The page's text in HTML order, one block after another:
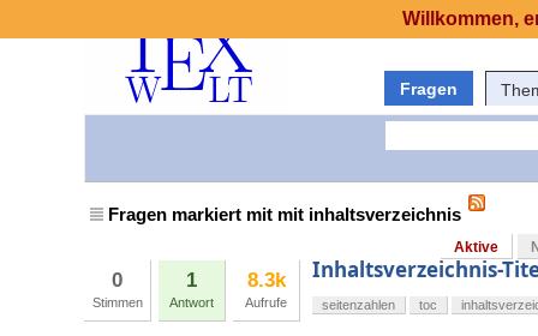
Fragen
Fragen markiert mit mit inhaltsverzeichnis
Aktive
0
Stimmen
1
Antwort
8.3k
Aufrufe
Inhaltsverzeichnis-
seitenzahlen toc
Willkommen,